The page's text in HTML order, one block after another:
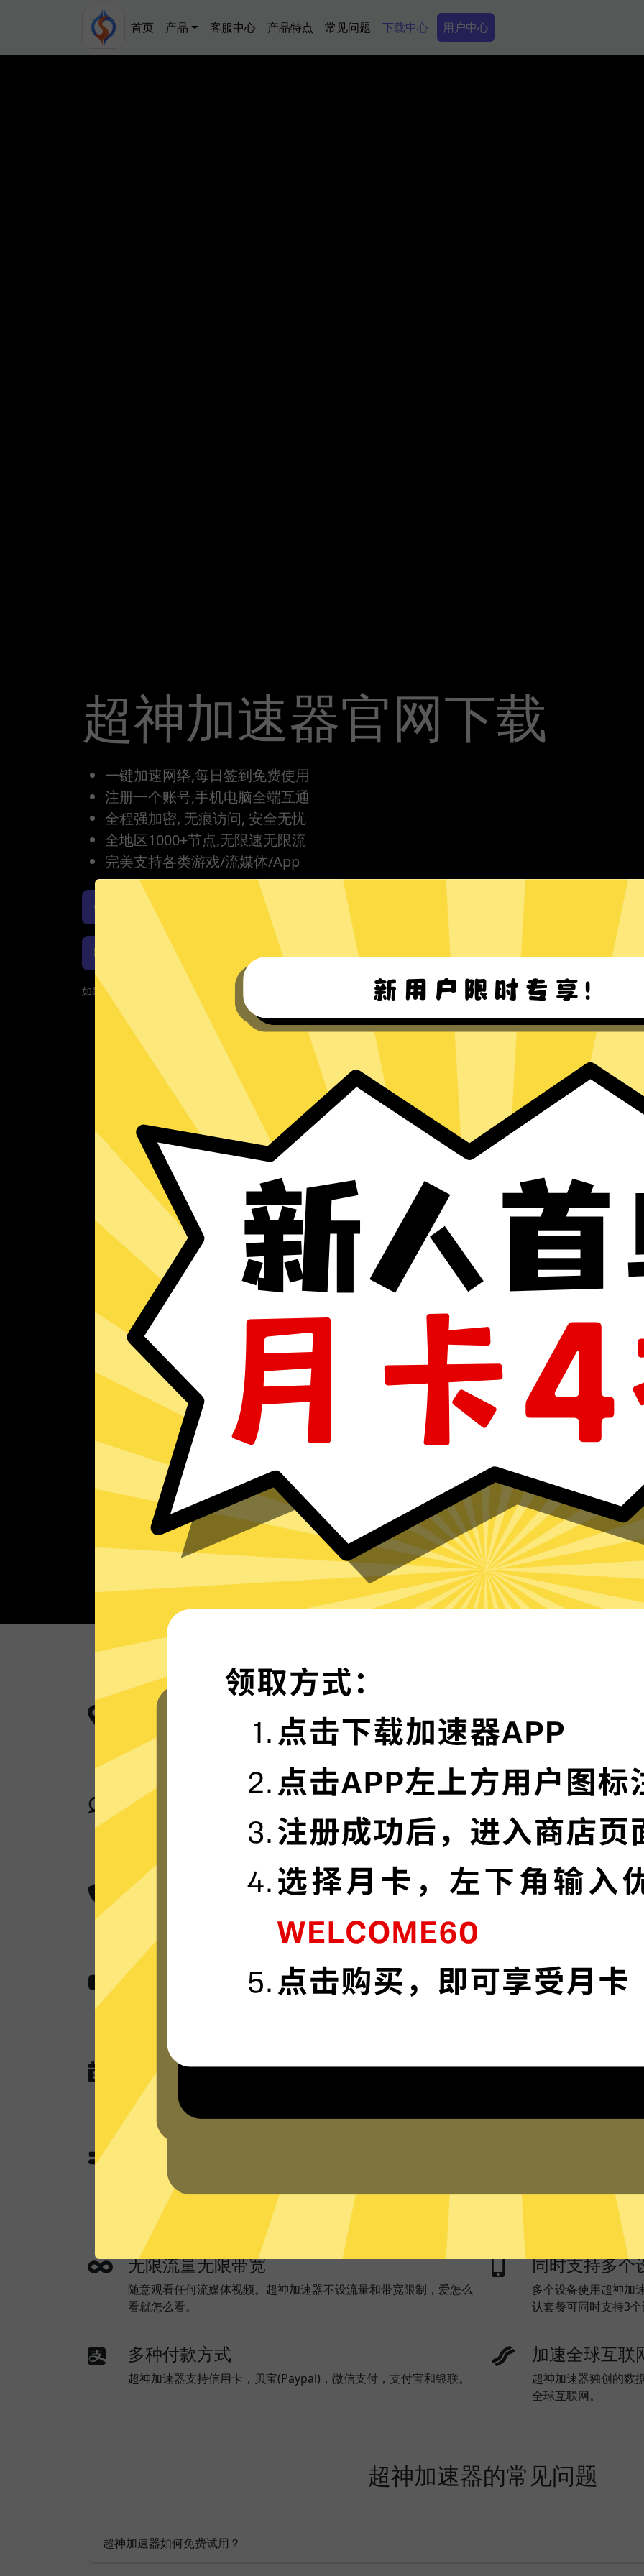
Main navigation
首页 产品 客服中心 产品特点 常见问题 下载中心 Secondary Menu
用户中心
超神加速器官网下载
一键加速网络,每日签到免费使用
注册一个账号,手机电脑全端互通
全程强加密, 无痕访问, 安全无忧
全地区1000+节点,无限速无限流
完美支持各类游戏/流媒体/App
超神加速器iOS版下载 超神加速器安卓版下载
超神加速器Windows下载 超神加速器Mac版下载
如果您的App当前遇到问题，请重新下载App！
更多服务器地区选择
超神加速器现已拥有超多加速服务器节点，并且还在不断增加中。
超神加速器已为所有
卓越的连接稳定性
超神加速器采用行业领先的自研发通信协议，深度保护特征，不论您
身在何处，都可轻松加速。
多语言界面
超神加速器提供多种
超群的数据加密 高级数据泄漏
无国界内容 保护您的IP地
无任何网络或连接记录
超神加速器现在没有未来也不会记录任何登录历史，网络活动，DNS
查询，以及任何可以用于识别跟踪您的信息。
在线客服
超神加速器独有的分流模式会智能判断需要加速的网络流量，并为其
使用加速功能；不需要加速的本地流量，比如百度或者美团，则使用
本地网络来优化网速。全局模式则所有流量都走超神加速器。
硬盘内。无硬盘服
无限流量无限带宽
随意观看任何流媒体视频。超神加速器不设流量和带宽限制，爱怎么
看就怎么看。
同时支持多个
多个设备使用超神加
认套餐可同时支持3
多种付款方式
超神加速器支持信用卡，贝宝(Paypal)，微信支付，支付宝和银联。
加速全球互联
超神加速器独创的数
全球互联网。
超神加速器的常见问题
超神加速器如何免费试用？